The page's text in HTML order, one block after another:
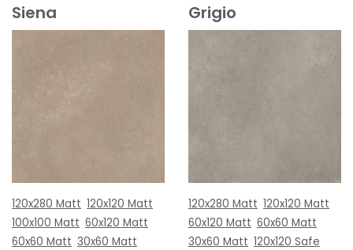
Siena
120x280 Matt 120x120 Matt
100x100 Matt 60x120 Matt
60x60 Matt 30x60 Matt
Grigio
120x280 Matt 120x120 Matt
60x120 Matt 60x60 Matt
30x60 Matt 120x120 Safe